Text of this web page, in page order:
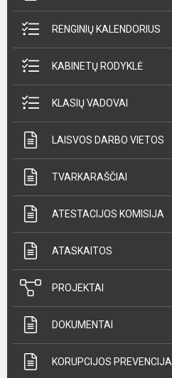
RENGINIŲ KALENDORIUS
KABINETŲ RODYKLĖ
KLASIŲ VADOVAI
LAISVOS DARBO VIETOS
TVARKARAŠČIAI
ATESTACIJOS KOMISIJA
ATASKAITOS
PROJEKTAI
DOKUMENTAI
KORUPCIJOS PREVENCIJA